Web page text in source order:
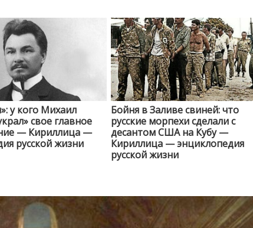
у кого Михаил
свое главное
— Кириллица —
русской жизни
Бойня в Заливе свиней: что
русские морпехи сделали с
десантом США на Кубу —
Кириллица — энциклопедия
русской жизни